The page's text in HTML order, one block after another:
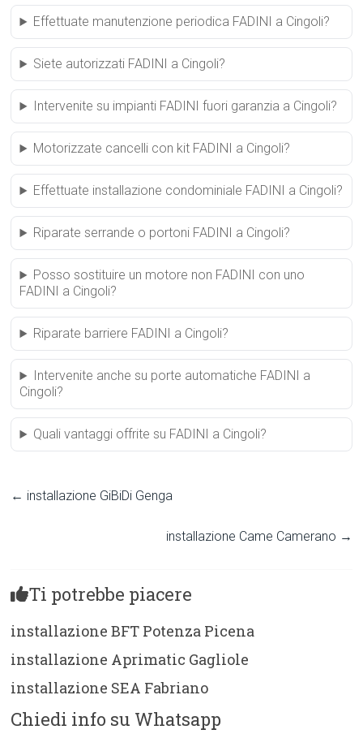
Effettuate manutenzione periodica FADINI a Cingoli?
Siete autorizzati FADINI a Cingoli?
Intervenite su impianti FADINI fuori garanzia a Cingoli?
Motorizzate cancelli con kit FADINI a Cingoli?
Effettuate installazione condominiale FADINI a Cingoli?
Riparate serrande o portoni FADINI a Cingoli?
Posso sostituire un motore non FADINI con uno
FADINI a Cingoli?
Riparate barriere FADINI a Cingoli?
Intervenite anche su porte automatiche FADINI a
Cingoli?
Quali vantaggi offrite su FADINI a Cingoli?
← installazione GiBiDi Genga
installazione Came Camerano →
Ti potrebbe piacere
installazione BFT Potenza Picena
installazione Aprimatic Gagliole
installazione SEA Fabriano
Chiedi info su Whatsapp